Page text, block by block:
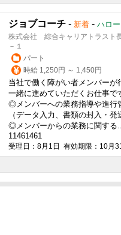
ジョブコーチ - 新着 - ハロ
株式会社 綜合キャリアトラスト
－１
パート
時給 1,250円 ～ 1,450円
当社で働く障がい者メンバーが
一緒に進めていただくお仕事で
◎メンバーへの業務指導や進行
（データ入力、書類の封入・発
◎メンバーからの業務に関する
11461461
受理日：8月1日 有効期限：10月